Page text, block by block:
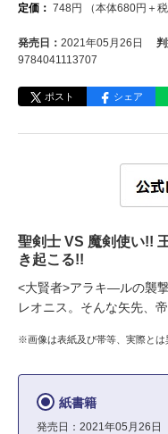
定価： 748円 （本体680円＋税
発売日： 2021年05月26日 判
9784041113707
ポスト シェア
聖剣士 VS 魔剣使い!!
き起こる!!
<大賢者>アラキ―ルの襲
レオニス。そんな矢先、
※画像は表紙及び帯等、実際とは
紙書籍
発売日：2021年05月26日